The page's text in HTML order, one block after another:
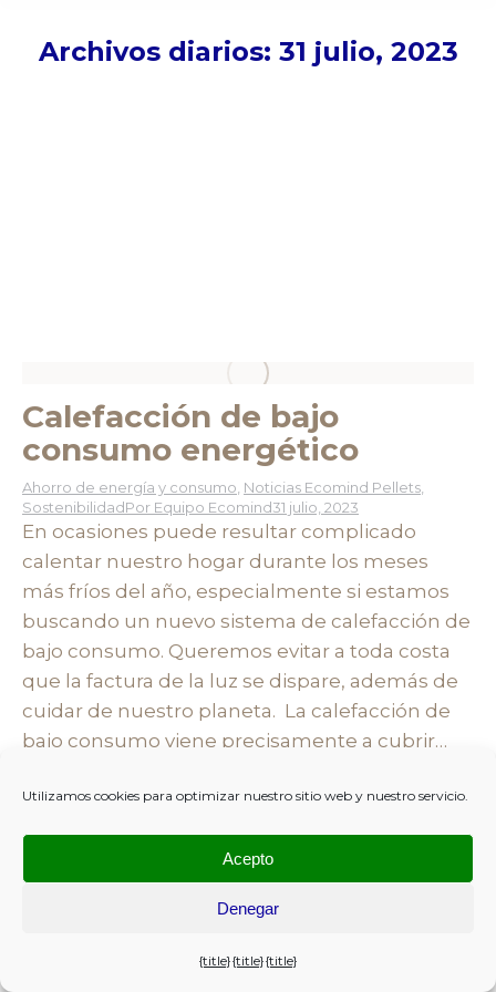
Archivos diarios: 31 julio, 2023
Calefacción de bajo
consumo energético
Ahorro de energía y consumo, Noticias Ecomind Pellets,
SostenibilidadPor Equipo Ecomind31 julio, 2023
En ocasiones puede resultar complicado
calentar nuestro hogar durante los meses
más fríos del año, especialmente si estamos
buscando un nuevo sistema de calefacción de
bajo consumo. Queremos evitar a toda costa
que la factura de la luz se dispare, además de
cuidar de nuestro planeta. La calefacción de
bajo consumo viene precisamente a cubrir…
Utilizamos cookies para optimizar nuestro sitio web y nuestro servicio.
Acepto
Denegar
{title}{title}{title}